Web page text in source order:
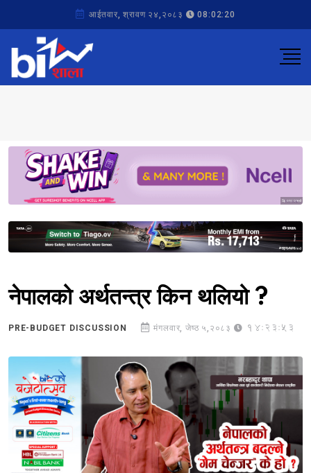
आईतवार, श्रावण २४,२०८३ 08:02:20
Sponsored
Sponsored
नेपालको अर्थतन्त्र किन थलियो ?
PRE-BUDGET DISCUSSION मंगलवार, जेष्ठ ५,२०८३ 14:23:53